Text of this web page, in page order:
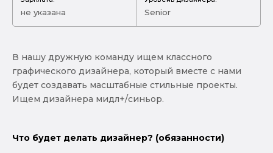
не указана Senior
В нашу дружную команду ищем классного
графического дизайнера, который вместе с нами
будет создавать масштабные стильные проекты.
Ищем дизайнера мидл+/синьор.
Что будет делать дизайнер? (обязанности)